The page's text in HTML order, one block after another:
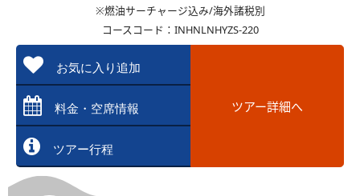
※燃油サーチャージ込み/海外諸税別
コースコード：INHNLNHYZS-220
お気に入り追加
料金・空席情報
ツアー行程
ツアー詳細へ